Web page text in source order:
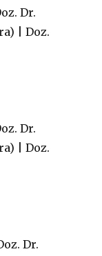
Dr.
| Doz.
Dr.
| Doz.
Dr.